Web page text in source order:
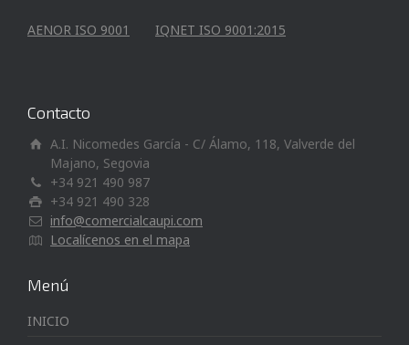
AENOR ISO 9001 IQNET ISO 9001:2015
Contacto
A.I. Nicomedes García - C/ Álamo, 118, Valverde del
Majano, Segovia
+34 921 490 987
+34 921 490 328
info@comercialcaupi.com
Localícenos en el mapa
Menú
INICIO